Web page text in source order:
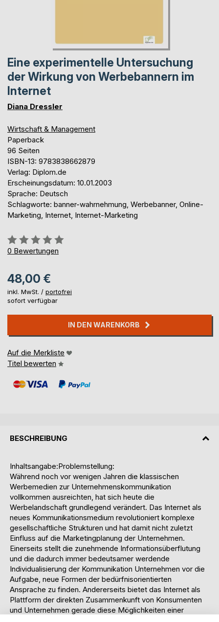
Eine experimentelle Untersuchung
der Wirkung von Werbebannern im
Internet
Diana Dressler
Wirtschaft & Management
Paperback
96 Seiten
ISBN-13: 9783838662879
Verlag: Diplom.de
Erscheinungsdatum: 10.01.2003
Sprache: Deutsch
Schlagworte: banner-wahrnehmung, Werbebanner, Online-
Marketing, Internet, Internet-Marketing
Bewertung::
0%
0 Bewertungen
48,00 €
inkl. MwSt. / portofrei
sofort verfügbar
IN DEN WARENKORB
Auf die Merkliste
Titel bewerten
BESCHREIBUNG
Inhaltsangabe:Problemstellung:
Während noch vor wenigen Jahren die klassischen
Werbemedien zur Unternehmenskommunikation
vollkommen ausreichten, hat sich heute die
Werbelandschaft grundlegend verändert. Das Internet als
neues Kommunikationsmedium revolutioniert komplexe
gesellschaftliche Strukturen und hat damit nicht zuletzt
Einfluss auf die Marketingplanung der Unternehmen.
Einerseits stellt die zunehmende Informationsüberflutung
und die dadurch immer bedeutsamer werdende
Individualisierung der Kommunikation Unternehmen vor die
Aufgabe, neue Formen der bedürfnisorientierten
Ansprache zu finden. Andererseits bietet das Internet als
Plattform der direkten Zusammenkunft von Konsumenten
und Unternehmen gerade diese Möglichkeiten einer